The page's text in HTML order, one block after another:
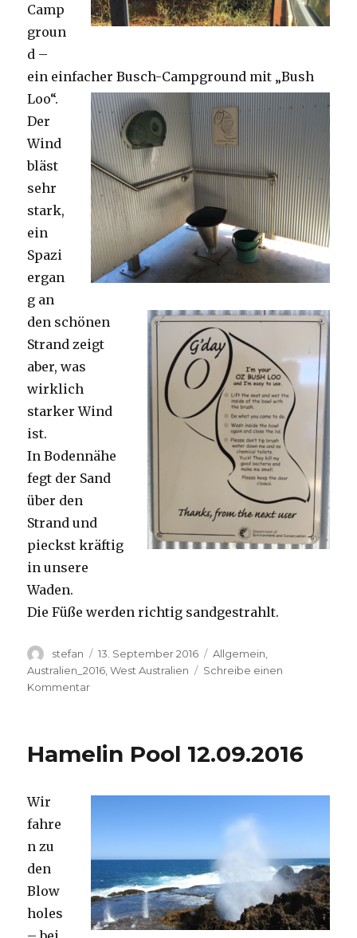
Camp
groun
d –
ein einfacher Busch-Campground mit „Bush
Loo“.
Der
Wind
bläst
sehr
stark,
ein
Spazi
ergan
g an
den schönen
Strand zeigt
aber, was
wirklich
starker Wind
ist.
In Bodennähe
fegt der Sand
über den
Strand und
pieckst kräftig
in unsere
Waden.
Die Füße werden richtig sandgestrahlt.
Autor
stefan
Veröffentlicht
am
13. September 2016 Kategorien
Allgemein
Australien_2016 ,West Australien
Schreibe einen
Kommentarzu
Hamelin Pool 12.09.2016
Wir
fahre
n zu
den
Blow
holes